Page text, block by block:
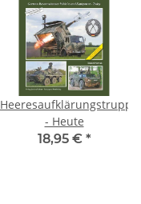
Heeresaufklärungstruppe
- Heute
18,95 € *